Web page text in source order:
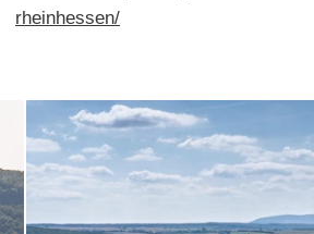
rheinhessen/